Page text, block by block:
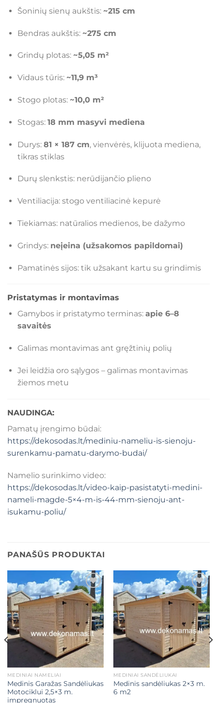
Šoninių sienų aukštis: ~215 cm
Bendras aukštis: ~275 cm
Grindų plotas: ~5,05 m²
Vidaus tūris: ~11,9 m³
Stogo plotas: ~10,0 m²
Stogas: 18 mm masyvi mediena
Durys: 81 × 187 cm, vienvėrės, klijuota mediena,
tikras stiklas
Durų slenkstis: nerūdijančio plieno
Ventiliacija: stogo ventiliacinė kepurė
Tiekiamas: natūralios medienos, be dažymo
Grindys: neįeina (užsakomos papildomai)
Pamatinės sijos: tik užsakant kartu su grindimis
Pristatymas ir montavimas
Gamybos ir pristatymo terminas: apie 6–8
savaitės
Galimas montavimas ant gręžtinių polių
Jei leidžia oro sąlygos – galimas montavimas
žiemos metu
NAUDINGA:
Pamatų įrengimo būdai:
https://dekosodas.lt/mediniu-nameliu-is-sienoju-
surenkamu-pamatu-darymo-budai/
Namelio surinkimo video:
https://dekosodas.lt/video-kaip-pasistatyti-medini-
nameli-magde-5×4-m-is-44-mm-sienoju-ant-
isukamu-poliu/
PANAŠŪS PRODUKTAI
Mėgstamiausias
MEDINIAI NAMELIAI
Medinis Garažas Sandėliukas
Motociklui 2,5×3 m.
impregnuotas
Mėgstamiausias
MEDINIAI SANDĖLIUKAI
Medinis sandėliukas 2×3 m.
6 m2